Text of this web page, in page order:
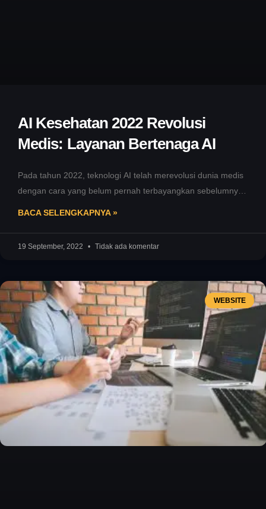
AI Kesehatan 2022 Revolusi
Medis: Layanan Bertenaga AI
Pada tahun 2022, teknologi AI telah merevolusi dunia medis
dengan cara yang belum pernah terbayangkan sebelumnya.
BACA SELENGKAPNYA »
19 September, 2022 Tidak ada komentar
WEBSITE